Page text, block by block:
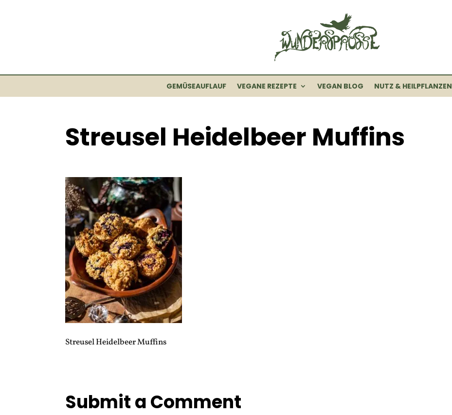
GEMÜSEAUFLAUF VEGANE REZEPTE VEGAN BLOG NUTZ & HEILPFLANZEN
Streusel Heidelbeer Muffins
Streusel Heidelbeer Muffins
Submit a Comment